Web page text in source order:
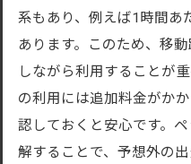
系もあり、例えば1時間あ
あります。このため、移
しながら利用することが
の利用には追加料金がか
認しておくと安心です。
解することで、予想外の